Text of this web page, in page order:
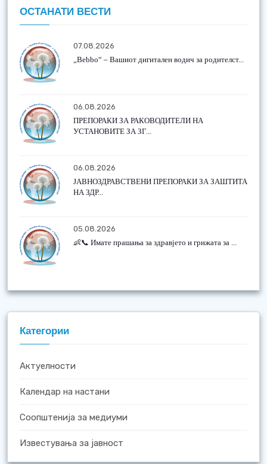
ОСТАНАТИ ВЕСТИ
07.08.2026
„Bebbo“ – Вашиот дигитален водич за родителст...
06.08.2026
ПРЕПОРАКИ ЗА РАКОВОДИТЕЛИ НА
УСТАНОВИТЕ ЗА ЗГ...
06.08.2026
ЈАВНОЗДРАВСТВЕНИ ПРЕПОРАКИ ЗА ЗАШТИТА
НА ЗДР...
05.08.2026
👶📞 Имате прашања за здравјето и грижата за ...
Категории
Актуелности
Календар на настани
Соопштенија за медиуми
Известувања за јавност